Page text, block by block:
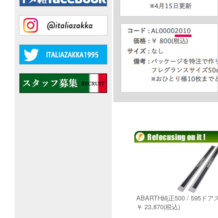
ABARTH純正500 / 595ドア
￥ 23,870(税込)